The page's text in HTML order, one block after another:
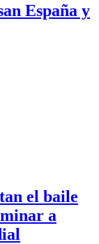
España y
el baile
a